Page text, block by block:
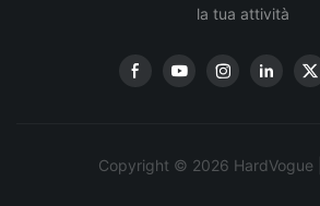
la tua attività
Copyright © 2026 HardVogue |